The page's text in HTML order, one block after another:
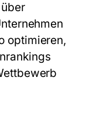
optimieren,